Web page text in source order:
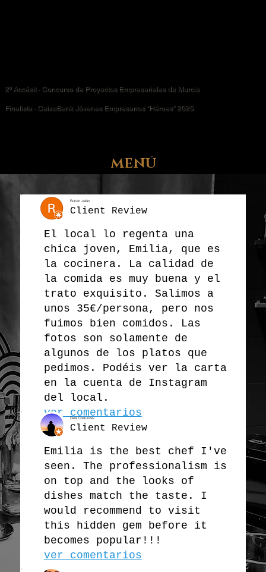
MENÚ
2º Accésit · Concurso de Proyectos Empresariales de Murcia
Finalista · CaixaBank Jóvenes Empresarios "Héroes" 2025
Rubén Julián
Client Review
El local lo regenta una
chica joven, Emilia, que es
la cocinera. La calidad de
la comida es muy buena y el
trato exquisito. Salimos a
unos 35€/persona, pero nos
fuimos bien comidos. Las
fotos son solamente de
algunos de los platos que
pedimos. Podéis ver la carta
en la cuenta de Instagram
del local.
ver comentarios
Danil Chatuncev
Client Review
Emilia is the best chef I've
seen. The professionalism is
on top and the looks of
dishes match the taste. I
would recommend to visit
this hidden gem before it
becomes popular!!!
ver comentarios